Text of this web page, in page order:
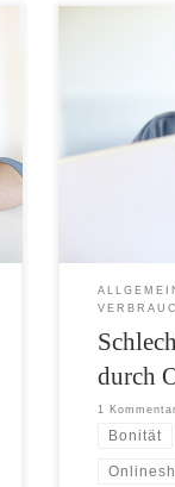
Online
unbegrenzte
Preise sind
Shopper
Meisten
eigene
bei
durch
1 Kommentar
Bonität